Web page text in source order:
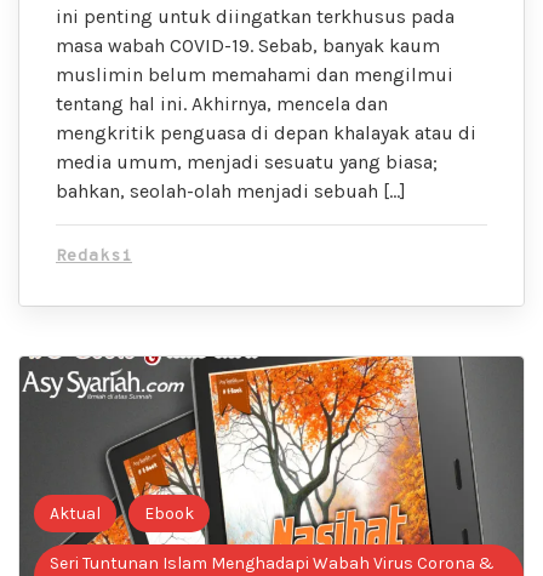
ini penting untuk diingatkan terkhusus pada
masa wabah COVID-19. Sebab, banyak kaum
muslimin belum memahami dan mengilmui
tentang hal ini. Akhirnya, mencela dan
mengkritik penguasa di depan khalayak atau di
media umum, menjadi sesuatu yang biasa;
bahkan, seolah-olah menjadi sebuah […]
Redaksi
Aktual Ebook
Seri Tuntunan Islam Menghadapi Wabah Virus Corona &